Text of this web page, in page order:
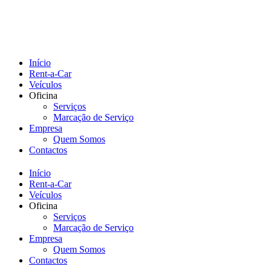
Início
Rent-a-Car
Veículos
Oficina
Serviços
Marcação de Serviço
Empresa
Quem Somos
Contactos
Início
Rent-a-Car
Veículos
Oficina
Serviços
Marcação de Serviço
Empresa
Quem Somos
Contactos